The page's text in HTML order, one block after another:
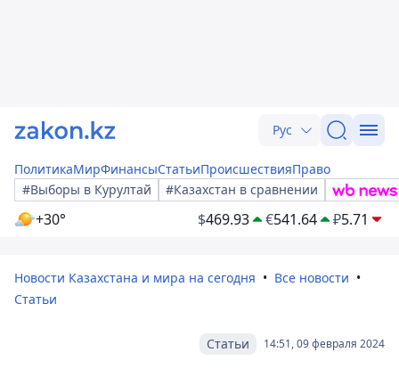
Рус
ПолитикаМирФинансыСтатьиПроисшествияПраво
#Выборы в Курултай
#Казахстан в сравнении
+30° $469.93 €541.64 ₽5.71
Новости Казахстана и мира на сегодня
Все новости
Статьи
14:51, 09 февраля 2024
Статьи